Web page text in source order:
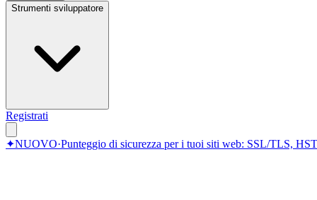
Strumenti sviluppatore
Registrati
✦NUOVO·Punteggio di sicurezza per i tuoi siti web: SSL/TLS,